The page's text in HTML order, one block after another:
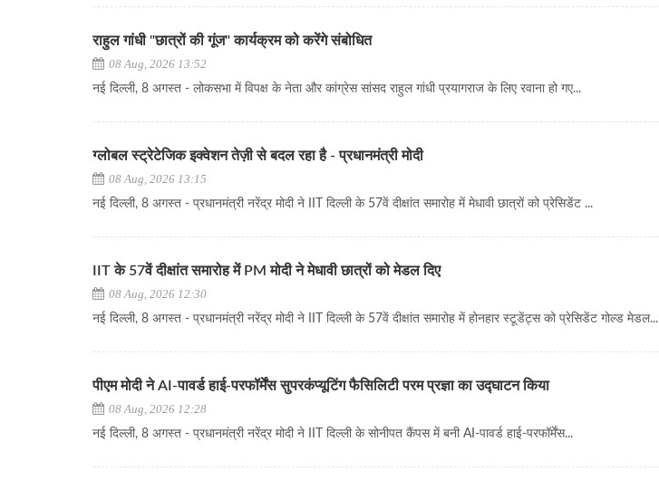
राहुल गांधी "छात्रों की गूंज" कार्यक्रम को करेंगे संबोधित
08 Aug, 2026 13:52
नई दिल्ली, 8 अगस्त - लोकसभा में विपक्ष के नेता और कांग्रेस सांसद राहुल गांधी प्रयागराज के लिए रवाना हो गए...
ग्लोबल स्ट्रेटेजिक इक्वेशन तेज़ी से बदल रहा है - प्रधानमंत्री मोदी
08 Aug, 2026 13:15
नई दिल्ली, 8 अगस्त - प्रधानमंत्री नरेंद्र मोदी ने IIT दिल्ली के 57वें दीक्षांत समारोह में मेधावी छात्रों को प्रेसिडेंट ...
IIT के 57वें दीक्षांत समारोह में PM मोदी ने मेधावी छात्रों को मेडल दिए
08 Aug, 2026 12:30
नई दिल्ली, 8 अगस्त - प्रधानमंत्री नरेंद्र मोदी ने IIT दिल्ली के 57वें दीक्षांत समारोह में होनहार स्टूडेंट्स को प्रेसिडेंट गोल्ड मेडल...
पीएम मोदी ने AI-पावर्ड हाई-परफॉर्मेंस सुपरकंप्यूटिंग फैसिलिटी परम प्रज्ञा का उद्घाटन किया
08 Aug, 2026 12:28
नई दिल्ली, 8 अगस्त - प्रधानमंत्री नरेंद्र मोदी ने IIT दिल्ली के सोनीपत कैंपस में बनी AI-पावर्ड हाई-परफॉर्मेंस...